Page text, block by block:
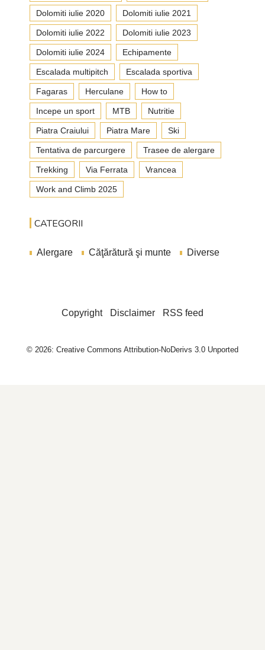
Dolomiti iulie 2020 Dolomiti iulie 2021
Dolomiti iulie 2022 Dolomiti iulie 2023
Dolomiti iulie 2024 Echipamente
Escalada multipitch Escalada sportiva
Fagaras Herculane How to
Incepe un sport MTB Nutritie
Piatra Craiului Piatra Mare Ski
Tentativa de parcurgere Trasee de alergare
Trekking Via Ferrata Vrancea
Work and Climb 2025
CATEGORII
Alergare Căţărătură şi munte Diverse
Copyright Disclaimer RSS feed
© 2026: Creative Commons Attribution-NoDerivs 3.0 Unported